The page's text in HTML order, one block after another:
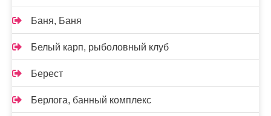
Баня, Баня
Белый карп, рыболовный клуб
Берест
Берлога, банный комплекс